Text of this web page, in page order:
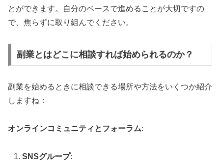
とができます。自分のペースで進めることが大切ですの
で、焦らずに取り組んでください。
副業とはどこに相談すれば始められるのか？
副業を始めるときに相談できる場所や方法をいくつか紹介
しますね：
オンラインコミュニティとフォーラム:
SNSグループ: